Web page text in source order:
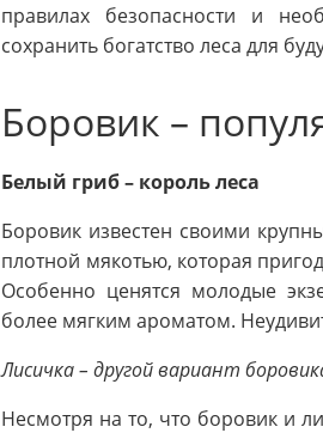
правилах безопасности и
сохранить богатство леса для
Боровик –
Белый гриб – король леса
Боровик известен своими
плотной мякотью, которая
Особенно ценятся молодые
более мягким ароматом.
Лисичка – другой вариант
Несмотря на то, что боровик и